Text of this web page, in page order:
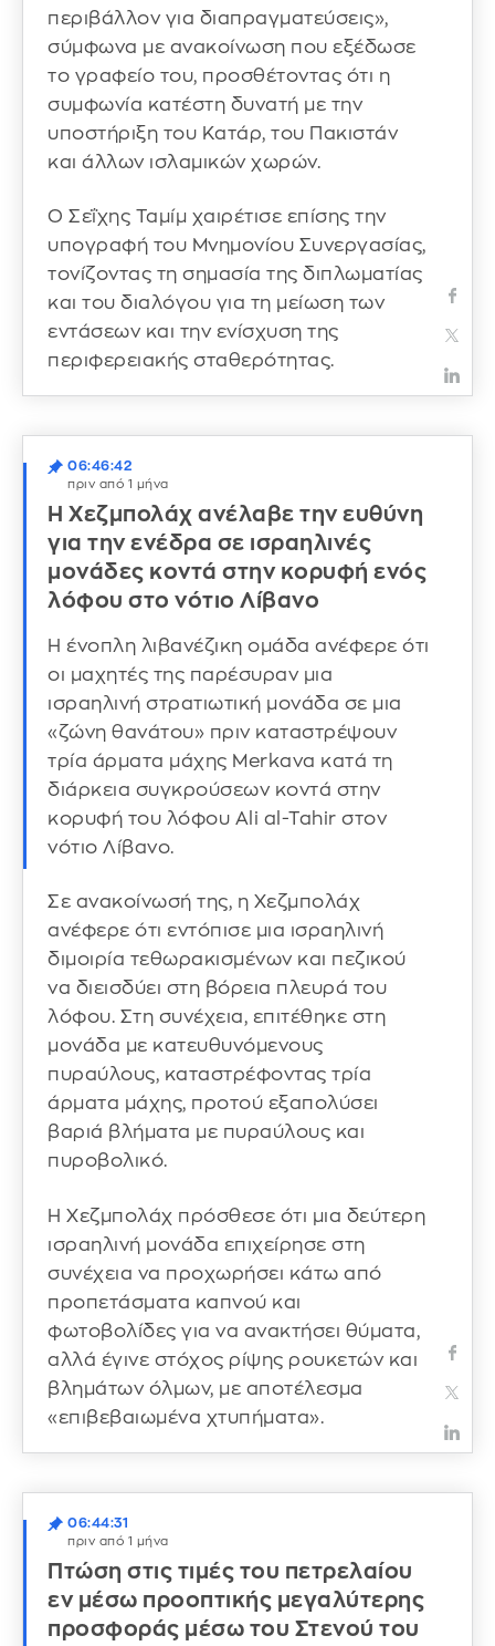
περιβάλλον για διαπραγματεύσεις»,
σύμφωνα με ανακοίνωση που εξέδωσε
το γραφείο του, προσθέτοντας ότι η
συμφωνία κατέστη δυνατή με την
υποστήριξη του Κατάρ, του Πακιστάν
και άλλων ισλαμικών χωρών.
Ο Σεΐχης Ταμίμ χαιρέτισε επίσης την
υπογραφή του Μνημονίου Συνεργασίας,
τονίζοντας τη σημασία της διπλωματίας
και του διαλόγου για τη μείωση των
εντάσεων και την ενίσχυση της
περιφερειακής σταθερότητας.
06:46:42
πριν από 1 μήνα
Η Χεζμπολάχ ανέλαβε την ευθύνη
για την ενέδρα σε ισραηλινές
μονάδες κοντά στην κορυφή ενός
λόφου στο νότιο Λίβανο
Η ένοπλη λιβανέζικη ομάδα ανέφερε ότι
οι μαχητές της παρέσυραν μια
ισραηλινή στρατιωτική μονάδα σε μια
«ζώνη θανάτου» πριν καταστρέψουν
τρία άρματα μάχης Merkava κατά τη
διάρκεια συγκρούσεων κοντά στην
κορυφή του λόφου Ali al-Tahir στον
νότιο Λίβανο.
Σε ανακοίνωσή της, η Χεζμπολάχ
ανέφερε ότι εντόπισε μια ισραηλινή
διμοιρία τεθωρακισμένων και πεζικού
να διεισδύει στη βόρεια πλευρά του
λόφου. Στη συνέχεια, επιτέθηκε στη
μονάδα με κατευθυνόμενους
πυραύλους, καταστρέφοντας τρία
άρματα μάχης, προτού εξαπολύσει
βαριά βλήματα με πυραύλους και
πυροβολικό.
Η Χεζμπολάχ πρόσθεσε ότι μια δεύτερη
ισραηλινή μονάδα επιχείρησε στη
συνέχεια να προχωρήσει κάτω από
προπετάσματα καπνού και
φωτοβολίδες για να ανακτήσει θύματα,
αλλά έγινε στόχος ρίψης ρουκετών και
βλημάτων όλμων, με αποτέλεσμα
«επιβεβαιωμένα χτυπήματα».
06:44:31
πριν από 1 μήνα
Πτώση στις τιμές του πετρελαίου
εν μέσω προοπτικής μεγαλύτερης
προσφοράς μέσω του Στενού του